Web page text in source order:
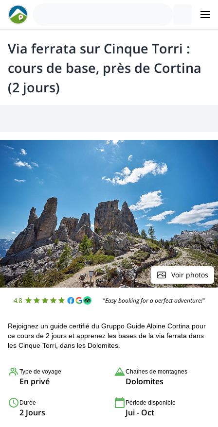
Via ferrata sur Cinque Torri :
cours de base, près de Cortina
(2 jours)
Voir photos
4.8 "Easy booking for a perfect adventure!"
Rejoignez un guide certifié du Gruppo Guide Alpine Cortina pour
ce cours de 2 jours et apprenez les bases de la via ferrata dans
les Cinque Torri, dans les Dolomites.
Type de voyage
En privé
Chaînes de montagnes
Dolomites
Durée
2 Jours
Période disponible
Jui - Oct